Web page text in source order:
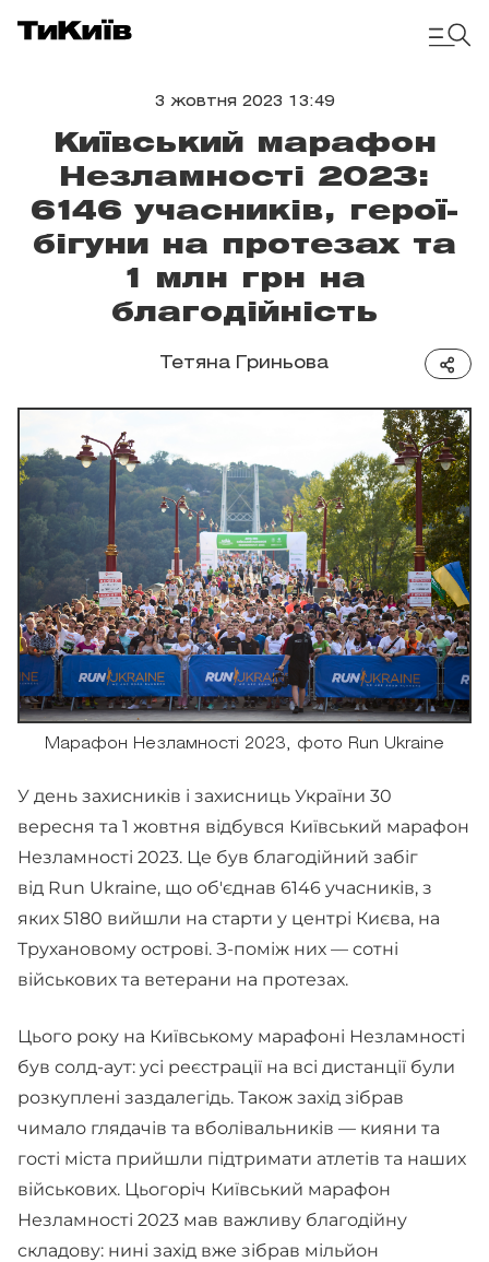
3 жовтня 2023 13:49
Київський марафон
Незламності 2023:
6146 учасників, герої-
бігуни на протезах та
1 млн грн на
благодійність
Тетяна Гриньова
Марафон Незламності 2023, фото Run Ukraine
У день захисників і захисниць України 30
вересня та 1 жовтня відбувся Київський марафон
Незламності 2023. Це був благодійний забіг
від Run Ukraine, що об'єднав 6146 учасників, з
яких 5180 вийшли на старти у центрі Києва, на
Трухановому острові. З-поміж них — сотні
військових та ветерани на протезах.
Цього року на Київському марафоні Незламності
був солд-аут: усі реєстрації на всі дистанції були
розкуплені заздалегідь. Також захід зібрав
чимало глядачів та вболівальників — кияни та
гості міста прийшли підтримати атлетів та наших
військових. Цьогоріч Київський марафон
Незламності 2023 мав важливу благодійну
складову: нині захід вже зібрав мільйон